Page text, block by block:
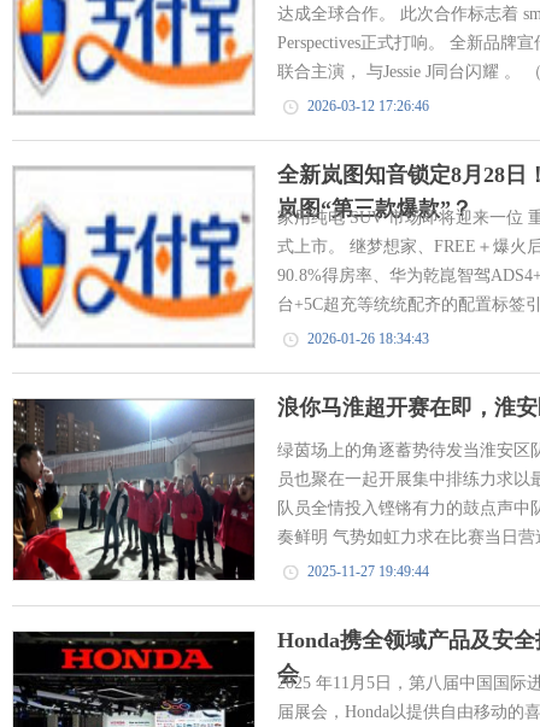
达成全球合作。 此次合作标志着
Perspectives正式打响。 全新品牌
联合主演， 与Jessie J同台闪耀 。
2026-03-12 17:26:46
全新岚图知音锁定8月28日
岚图“第三款爆款”？
家用纯电 SUV 市场即将迎来一位
式上市。 继梦想家、FREE＋爆火
90.8%得房率、华为乾崑智驾
台+5C超充等统统配齐的配置标签
2026-01-26 18:34:43
浪你马淮超开赛在即，淮
绿茵场上的角逐蓄势待发当淮安区
员也聚在一起开展集中排练力求
队员全情投入铿锵有力的鼓点声
奏鲜明 气势如虹力求在比赛当日
2025-11-27 19:49:44
Honda携全领域产品及安
会
2025 年11月5日，第八届中国国际
届展会，Honda以提供自由移动的